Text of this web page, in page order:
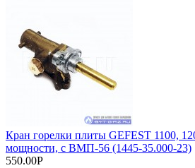
Кран горелки плиты GEFEST 1100,
мощности, с ВМП-56 (1445-35.000-23)
550.00Р